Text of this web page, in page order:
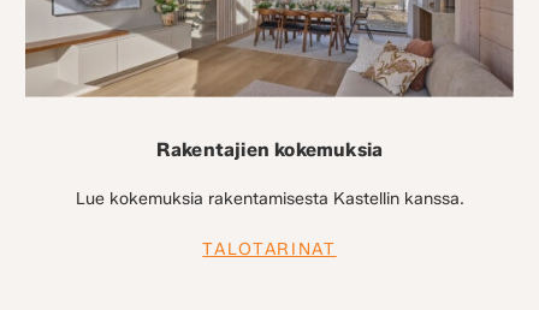
Rakentajien kokemuksia
Lue kokemuksia rakentamisesta Kastellin kanssa.
TALOTARINAT